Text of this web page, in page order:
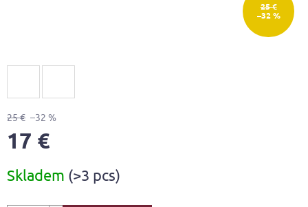
25 €
–32 %
25 € –32 %
17 €
price:
Skladem (>3 pcs)